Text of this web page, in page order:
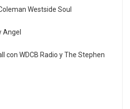
Westside Soul
Angel
con WDCB Radio y The Stephen